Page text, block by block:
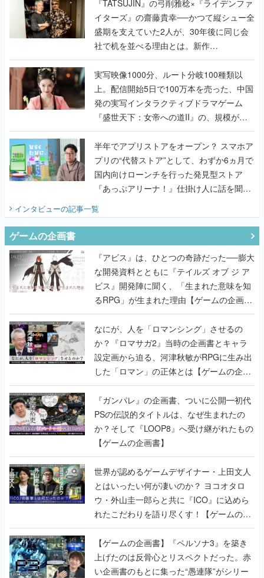
く
『TATSUJIN』の弓削雅稔×『ライデンファ
イターズ』の齋藤貴幸──かつて縦シュー全
盛期を支えていた2人が、30年後に同じ会
社で机を並べる理由とは。新作
『TATSUJIN EXTREME』で初タッグを組
んだレジェンド2人に訊く開発秘話
実写映像1000分、ルート分岐100種類以
上。配信開始5日で100万本を売った、中国
発の実写インタラクティブドラマゲーム
『盛世天下：女帝への道II』の、規模が違
うこだわりをプロデューサーに聞いた
半年でアプリストアをオープン？ スマホア
プリの“代替ストア”として、わずか6ヵ月で
国内向けローンチを行った発見型ストア
『あっぷアリーナ！』仕掛け人に話を聞い
てみた
インタビューの記事一覧
ゲームの企画書
『アビス』は、ひとつの奇跡だった──膨大
な開発資料とともに『テイルズ オブ ジ ア
ビス』開発陣に聞く、「生まれた意味を知
るRPG」が生まれた理由【ゲームの企画
書】
なにが、人を「ロマンシング」させるの
か？『ロマサガ2』当時の企画書とキャラ
設定画から迫る、河津秋敏がRPGに生み出
した「ロマン」の正体とは【ゲームの企画
書】
『ガンパレ』の企画書、ついに公開━初代
PSの伝説的タイトルは、なぜ生まれたの
か？そして『LOOP8』へ受け継がれたもの
【ゲームの企画書】
世界が認めるゲームデザイナー・上田文人
とはいったい何が凄いのか？ ヨコオタロ
ウ・外山圭一郎らと共に『ICO』に込めら
れたこだわりを語り尽くす！【ゲームの企
画書】
【ゲームの企画書】『ペルソナ3』を築き
上げたのは反骨心とリスペクトだった。赤
い企画書のもとに集った“愚連隊”がシリー